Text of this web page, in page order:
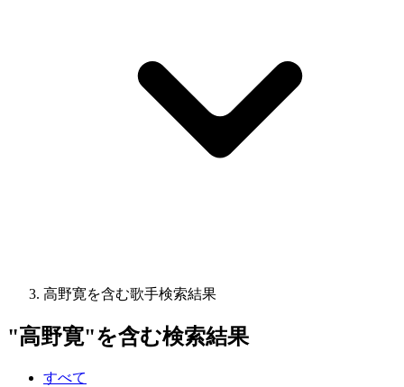
高野寛を含む歌手検索結果
"高野寛"を含む検索結果
すべて